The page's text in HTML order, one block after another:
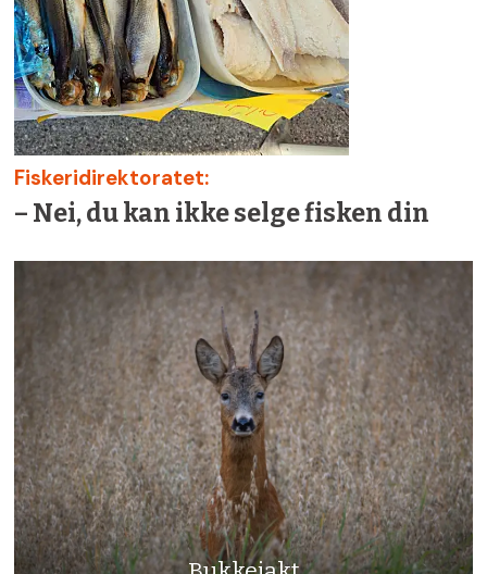
Fiskeridirektoratet:
– Nei, du kan ikke selge fisken din